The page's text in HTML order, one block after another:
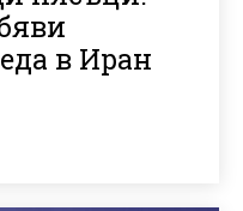
в Иран